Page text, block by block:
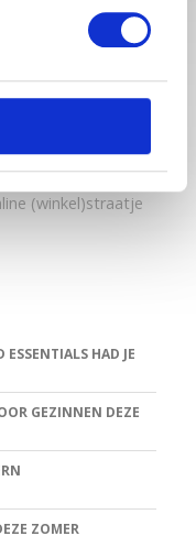
aanstaande en
vol
op het gebied van
(winkel)straatje
HAD JE
GEZINNEN DEZE
ZOMER